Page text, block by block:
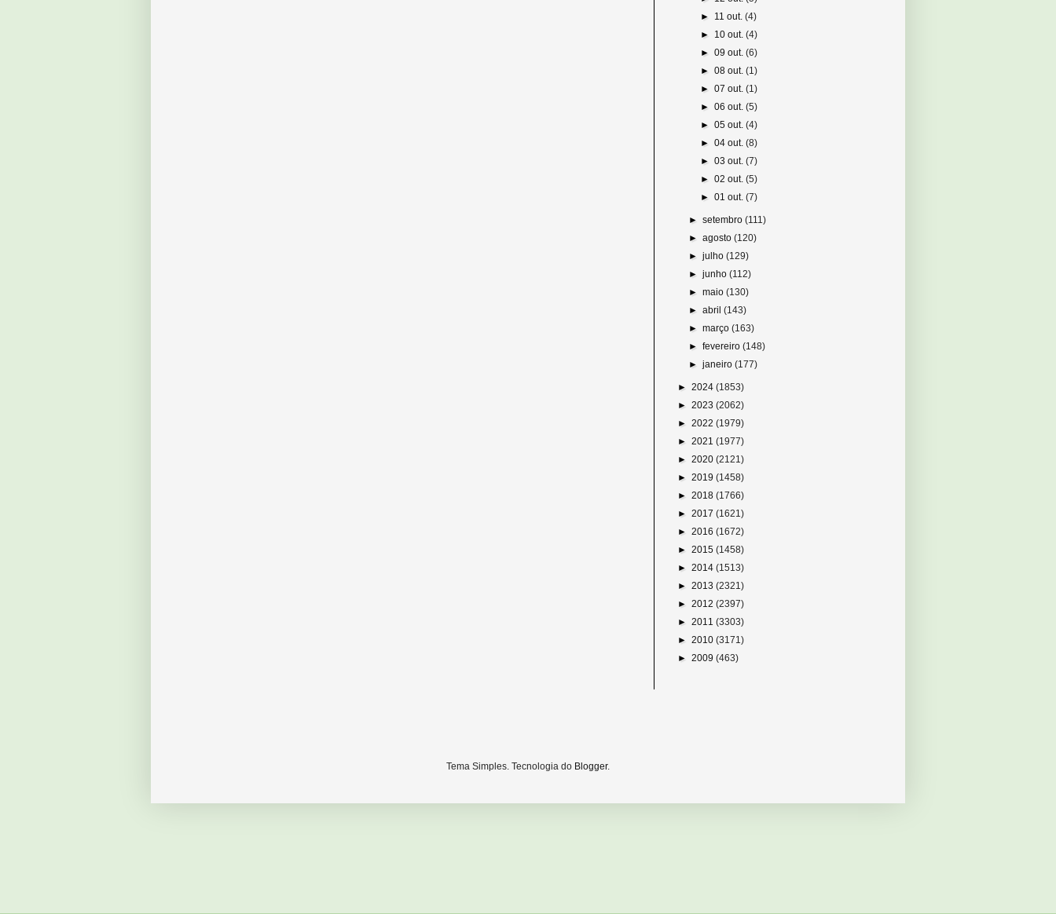
► 11 out. (4)
► 10 out. (4)
► 09 out. (6)
► 08 out. (1)
► 07 out. (1)
► 06 out. (5)
► 05 out. (4)
► 04 out. (8)
► 03 out. (7)
► 02 out. (5)
► 01 out. (7)
►setembro(111)
►agosto(120)
►julho(129)
►junho(112)
►maio(130)
►abril(143)
►março(163)
►fevereiro(148)
►janeiro(177)
► 2024 (1853)
► 2023 (2062)
► 2022 (1979)
► 2021 (1977)
► 2020 (2121)
► 2019 (1458)
► 2018 (1766)
► 2017 (1621)
► 2016 (1672)
► 2015 (1458)
► 2014 (1513)
► 2013 (2321)
► 2012 (2397)
► 2011 (3303)
► 2010 (3171)
► 2009 (463)
Tema Simples. Tecnologia do Blogger.